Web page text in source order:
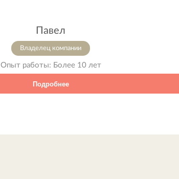
Павел
Владелец компании
Опыт работы: Более 10 лет
Подробнее